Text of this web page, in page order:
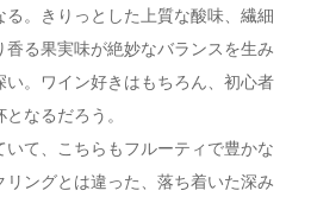
。きりっとした上質な酸味、繊細
る果実味が絶妙なバランスを生み
い。ワイン好きはもちろん、初心者
なるだろう。
いて、こちらもフルーティで豊かな
ングとは違った、落ち着いた深み